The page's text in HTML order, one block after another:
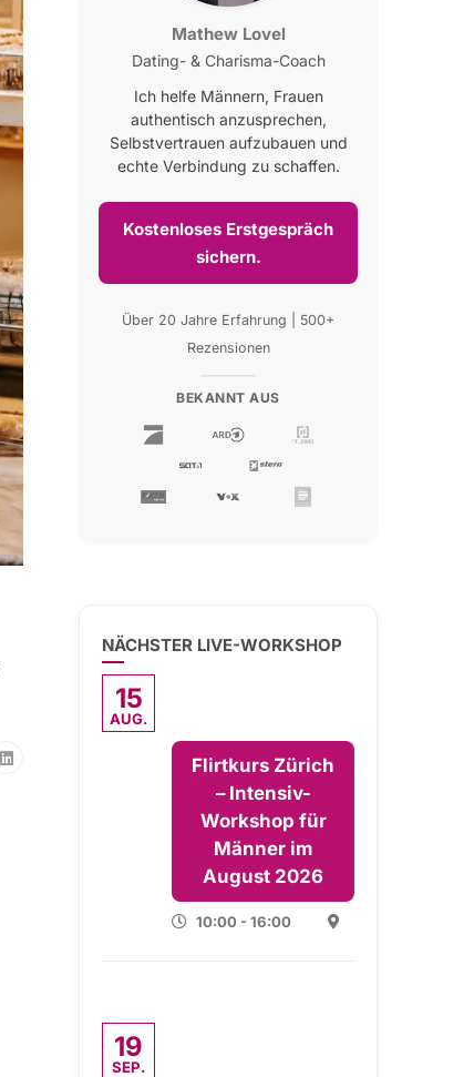
Mathew Lovel
Dating- & Charisma-Coach
Ich helfe Männern, Frauen
authentisch anzusprechen,
Selbstvertrauen aufzubauen und
echte Verbindung zu schaffen.
Kostenloses Erstgespräch
sichern.
Über 20 Jahre Erfahrung | 500+
Rezensionen
BEKANNT AUS
NÄCHSTER LIVE-WORKSHOP
15
AUG.
Flirtkurs Zürich
– Intensiv-
Workshop für
Männer im
August 2026
10:00 - 16:00
19
SEP.